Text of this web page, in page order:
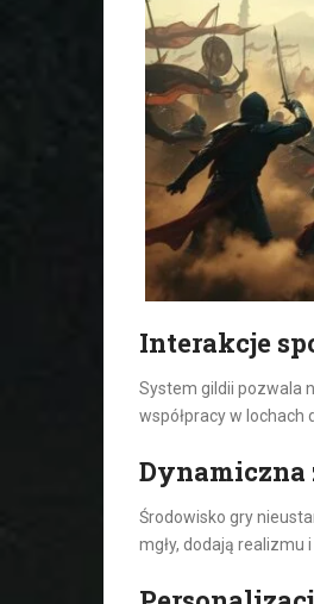
Interakcje
System gildii pozwala
współpracy w lochach
Dynamiczna
Środowisko gry
mgły, dodają